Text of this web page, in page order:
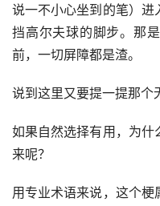
说一不小心坐到的笔）进
挡高尔夫球的脚步。那
前，一切屏障都是渣。
说到这里又要提一提那
如果自然选择有用，为
来呢？
用专业术语来说，这个梗